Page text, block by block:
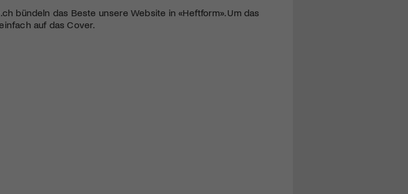
bündeln das Beste unsere Website in «Heftform». Um das
auf das Cover.